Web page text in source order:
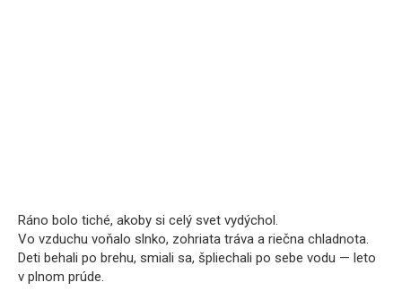
Ráno bolo tiché, akoby si celý svet vydýchol.
Vo vzduchu voňalo slnko, zohriata tráva a riečna chladnota.
Deti behali po brehu, smiali sa, špliechali po sebe vodu — leto
v plnom prúde.